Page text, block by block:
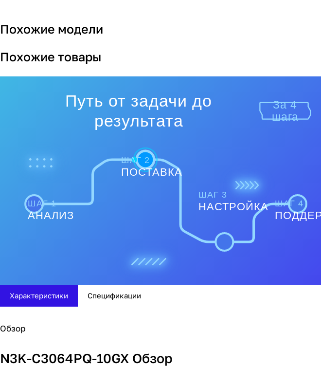
Похожие модели
Похожие товары
Путь от задачи до
результата
За 4
шага
ШАГ 1
АНАЛИЗ
ШАГ 2
ПОСТАВКА
ШАГ 3
НАСТРОЙКА ШАГ 4
Характеристики Спецификации
Обзор
N3K-C3064PQ-10GX Обзор